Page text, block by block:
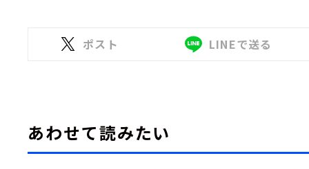
ポスト LINEで送る
あわせて読みたい